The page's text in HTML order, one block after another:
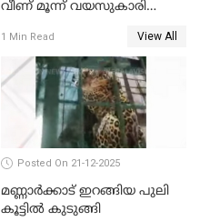
വീണ് മൂന്ന് വയസുകാരി
1 Min Read View All
Posted On 21-12-2025
മണ്ണാർക്കാട് ഇറങ്ങിയ പുലി
കൂട്ടിൽ കുടുങ്ങി